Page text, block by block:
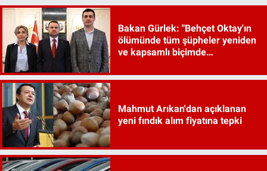
Bakan Gürlek: "Behçet Oktay'ın
ölümünde tüm şüpheler yeniden
ve kapsamlı biçimde
Mahmut Arıkan'dan açıklanan
yeni fındık alım fiyatına tepki